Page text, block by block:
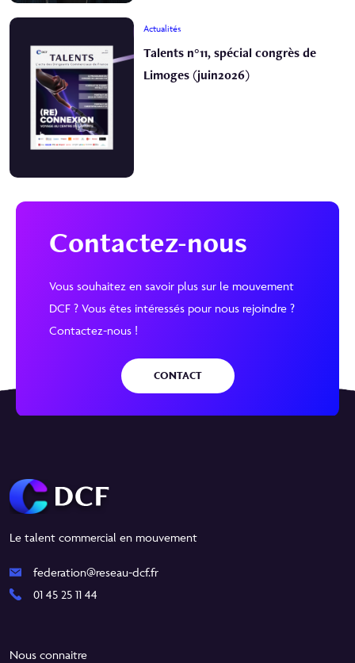
Actualités
Talents n°11, spécial congrès de
Limoges (juin2026)
Contactez-nous
Vous souhaitez en savoir plus sur le mouvement
DCF ? Vous êtes intéressés pour nous rejoindre ?
Contactez-nous !
CONTACT
Le talent commercial en mouvement
federation@reseau-dcf.fr
01 45 25 11 44
Nous connaitre